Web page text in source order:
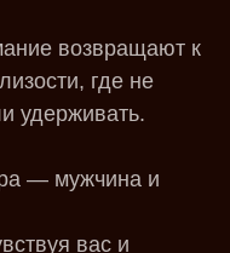
возвращают к
где не
удерживать.
— мужчина и
вас и